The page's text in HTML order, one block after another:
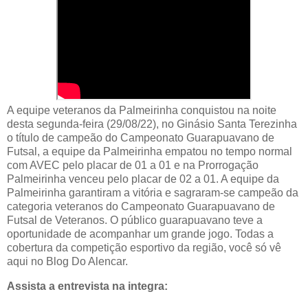
A equipe veteranos da Palmeirinha conquistou na noite
desta segunda-feira (29/08/22), no Ginásio Santa Terezinha
o título de campeão do Campeonato Guarapuavano de
Futsal, a equipe da Palmeirinha empatou no tempo normal
com AVEC pelo placar de 01 a 01 e na Prorrogação
Palmeirinha venceu pelo placar de 02 a 01. A equipe da
Palmeirinha garantiram a vitória e sagraram-se campeão da
categoria veteranos do Campeonato Guarapuavano de
Futsal de Veteranos. O público guarapuavano teve a
oportunidade de acompanhar um grande jogo. Todas a
cobertura da competição esportivo da região, você só vê
aqui no Blog Do Alencar.
Assista a entrevista na integra: